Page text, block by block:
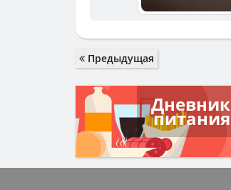
Предыдущая
Дневник
питания